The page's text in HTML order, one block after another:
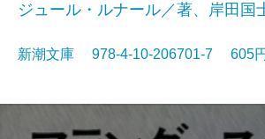
ジュール・ルナール／著、岸田国
新潮文庫 978-4-10-206701-7 605